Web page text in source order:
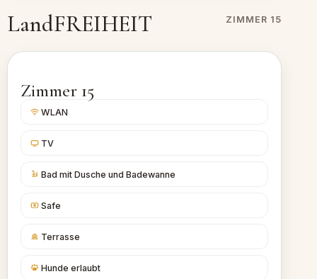
LandFREIHEIT ZIMMER 15
Zimmer 15
WLAN
TV
Bad mit Dusche und Badewanne
Safe
Terrasse
Hunde erlaubt